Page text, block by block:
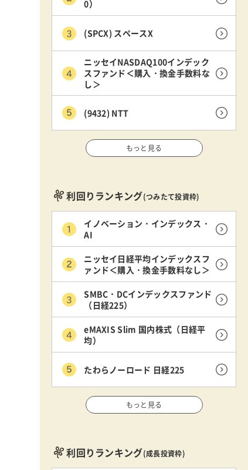
0）
(SPCX) スペースX
ニッセイNASDAQ100インデック
スファンド＜購入・換金手数料な
し＞
(9432) NTT
もっと見る
利回りランキング(つみたて投資枠)
イノベーション・インデックス・
AI
ニッセイ日経平均インデックスフ
ァンド＜購入・換金手数料なし＞
SMBC・DCインデックスファンド
（日経225）
eMAXIS Slim 国内株式（日経平
均）
たわらノーロード 日経225
もっと見る
利回りランキング(成長投資枠)